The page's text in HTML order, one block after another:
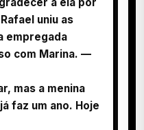
uniu as
empregada
com Marina. —
mas a menina
faz um ano. Hoje